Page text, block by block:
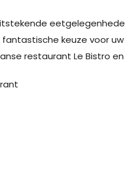
keuze voor
restaurant Le Bistro